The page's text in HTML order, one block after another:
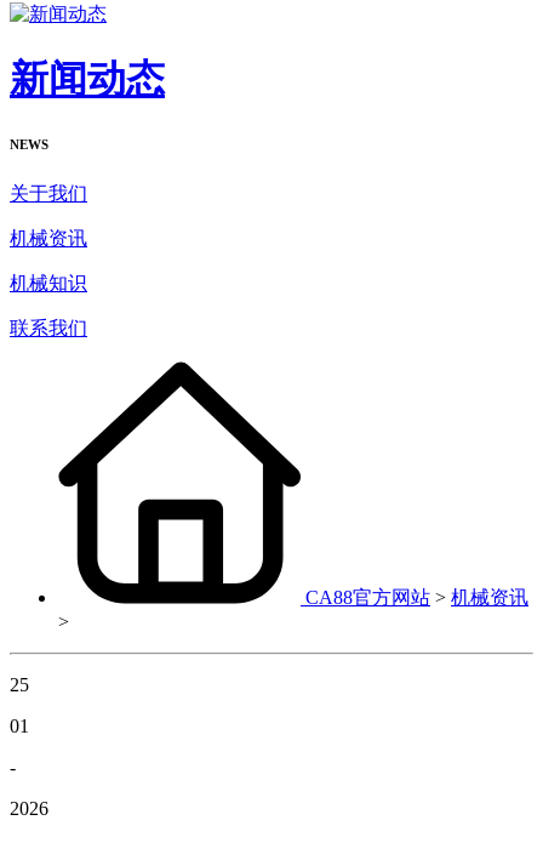
新闻动态
NEWS
关于我们
机械资讯
机械知识
联系我们
CA88官方网站 > 机械资讯
>
25
01
-
2026